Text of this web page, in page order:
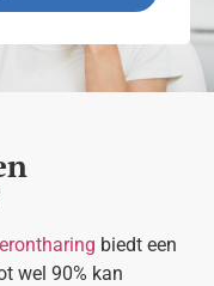
biedt een
wel 90% kan